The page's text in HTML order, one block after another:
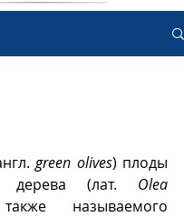
green olives) плоды
дерева (лат. Olea
называемого